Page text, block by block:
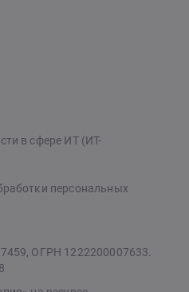
в сфере ИТ (ИТ-
персональных
ОГРН 1222200007633.